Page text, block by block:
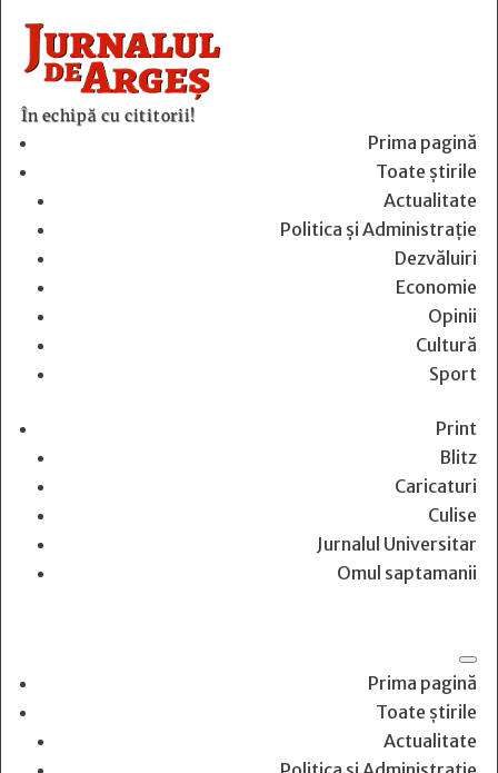
În echipă cu cititorii!
Prima pagină
Toate știrile
Actualitate
Politica și Administrație
Dezvăluiri
Economie
Opinii
Cultură
Sport
Print
Blitz
Caricaturi
Culise
Jurnalul Universitar
Omul saptamanii
Prima pagină
Toate știrile
Actualitate